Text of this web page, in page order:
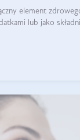
element
lub jako